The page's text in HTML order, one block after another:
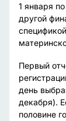
1 января
другой
Первый
день
декабря).
половине